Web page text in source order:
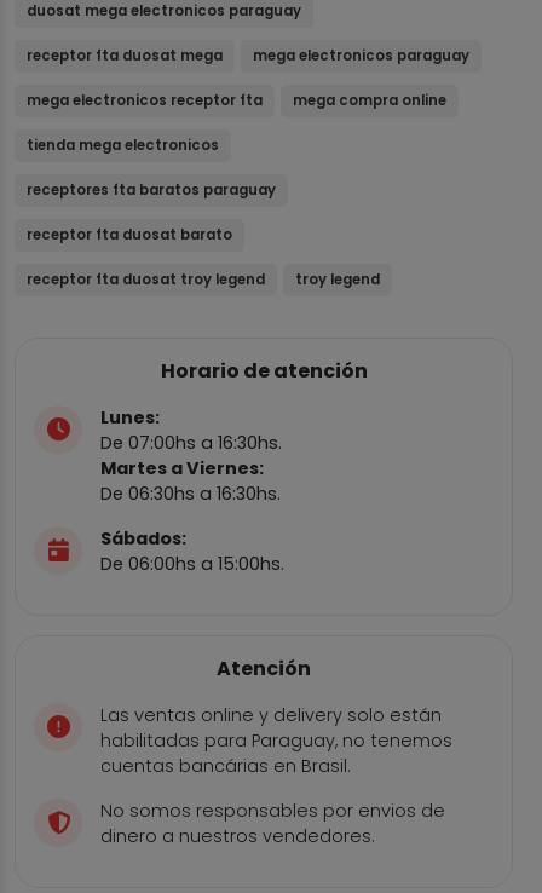
duosat mega electronicos paraguay
receptor fta duosat mega mega electronicos paraguay
mega electronicos receptor fta mega compra online
tienda mega electronicos
receptores fta baratos paraguay
receptor fta duosat barato
receptor fta duosat troy legend troy legend
Horario de atención
Lunes:
De 07:00hs a 16:30hs.
Martes a Viernes:
De 06:30hs a 16:30hs.
Sábados:
De 06:00hs a 15:00hs.
Atención
Las ventas online y delivery solo están
habilitadas para Paraguay, no tenemos
cuentas bancárias en Brasil.
No somos responsables por envios de
dinero a nuestros vendedores.